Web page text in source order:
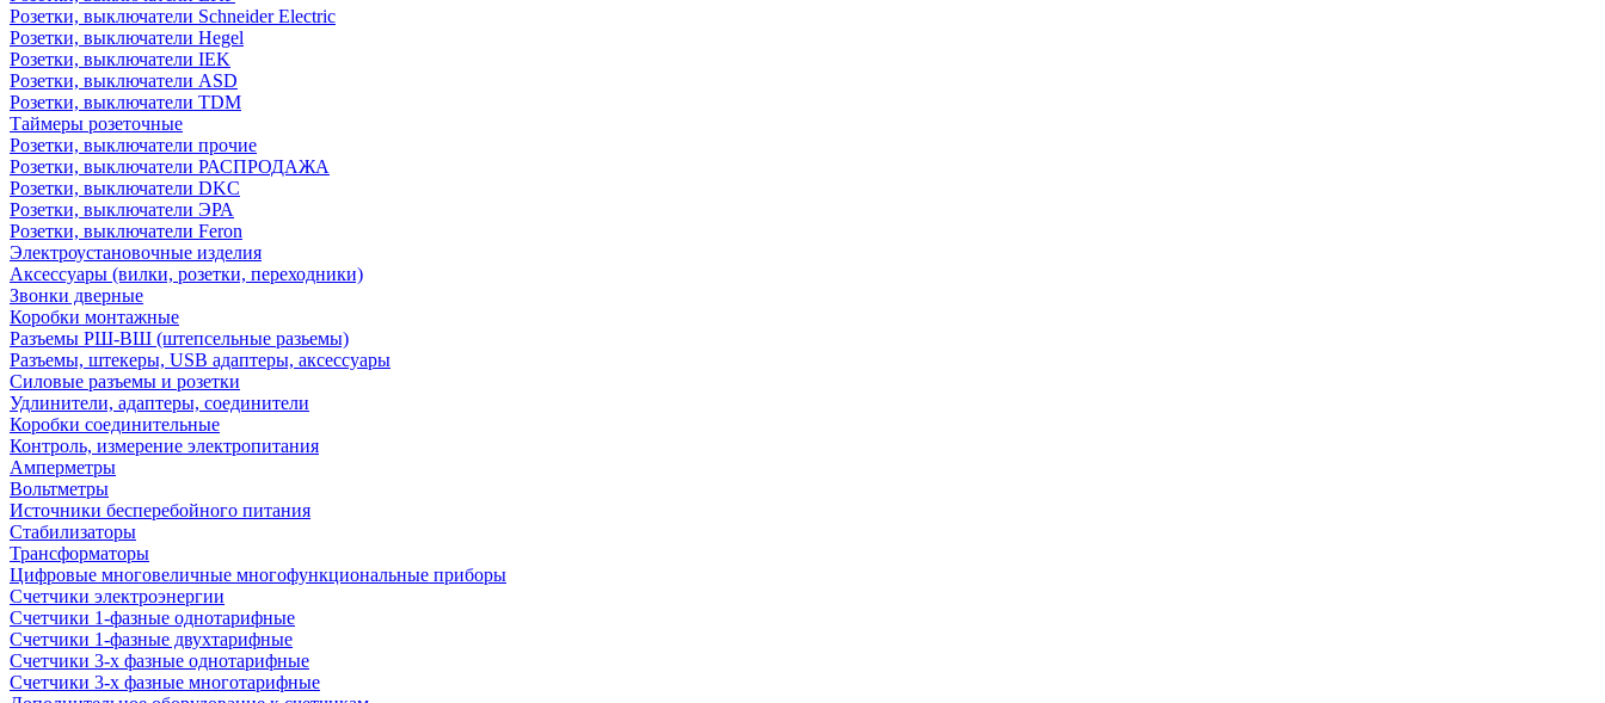
Розетки, выключатели Schneider Electric
Розетки, выключатели Hegel
Розетки, выключатели IEK
Розетки, выключатели ASD
Розетки, выключатели TDM
Таймеры розеточные
Розетки, выключатели прочие
Розетки, выключатели РАСПРОДАЖА
Розетки, выключатели DKC
Розетки, выключатели ЭРА
Розетки, выключатели Feron
Электроустановочные изделия
Аксессуары (вилки, розетки, переходники)
Звонки дверные
Коробки монтажные
Разъемы РШ-ВШ (штепсельные разьемы)
Разъемы, штекеры, USB адаптеры, аксессуары
Силовые разъемы и розетки
Удлинители, адаптеры, соединители
Коробки соединительные
Контроль, измерение электропитания
Амперметры
Вольтметры
Источники бесперебойного питания
Стабилизаторы
Трансформаторы
Цифровые многовеличные многофункциональные приборы
Счетчики электроэнергии
Счетчики 1-фазные однотарифные
Счетчики 1-фазные двухтарифные
Счетчики 3-х фазные однотарифные
Счетчики 3-х фазные многотарифные